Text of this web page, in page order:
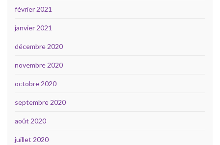
février 2021
janvier 2021
décembre 2020
novembre 2020
octobre 2020
septembre 2020
août 2020
juillet 2020